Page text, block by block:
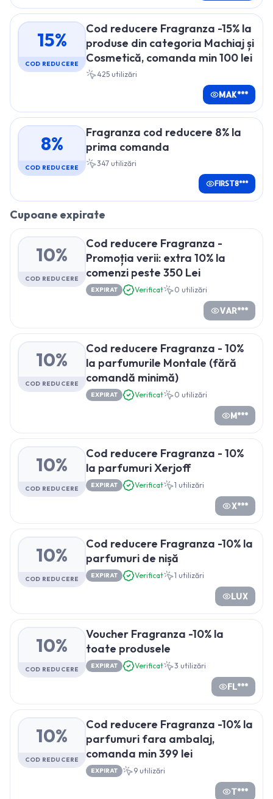
15%
COD REDUCERE
Cod reducere Fragranza -15% la
produse din categoria Machiaj și
Cosmetică, comanda min 100 lei
425 utilizări
MAK***
8%
COD REDUCERE
Fragranza cod reducere 8% la
prima comanda
347 utilizări
FIRST8***
Cupoane expirate
10%
COD REDUCERE
Cod reducere Fragranza -
Promoția verii: extra 10% la
comenzi peste 350 Lei
EXPIRAT Verificat 0 utilizări
VAR***
10%
COD REDUCERE
Cod reducere Fragranza - 10%
la parfumurile Montale (fără
comandă minimă)
EXPIRAT Verificat 0 utilizări
M***
10%
COD REDUCERE
Cod reducere Fragranza - 10%
la parfumuri Xerjoff
EXPIRAT Verificat 1 utilizări
X***
10%
COD REDUCERE
Cod reducere Fragranza -10% la
parfumuri de nișă
EXPIRAT Verificat 1 utilizări
LUX
10%
COD REDUCERE
Voucher Fragranza -10% la
toate produsele
EXPIRAT Verificat 3 utilizări
FL***
10%
COD REDUCERE
Cod reducere Fragranza -10% la
parfumuri fara ambalaj,
comanda min 399 lei
EXPIRAT 9 utilizări
T***